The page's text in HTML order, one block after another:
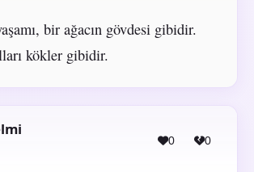
bir ağacın gövdesi gibidir.
kökler gibidir.
0 0